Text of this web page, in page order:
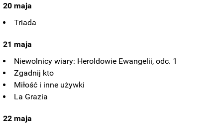
20 maja
Triada
21 maja
Niewolnicy wiary: Heroldowie Ewangelii, odc. 1
Zgadnij kto
Miłość i inne używki
La Grazia
22 maja